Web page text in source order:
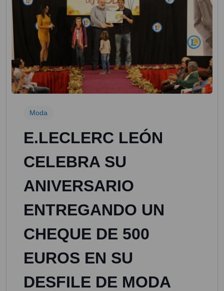
Moda
E.LECLERC LEÓN
CELEBRA SU
ANIVERSARIO
ENTREGANDO UN
CHEQUE DE 500
EUROS EN SU
DESFILE DE MODA